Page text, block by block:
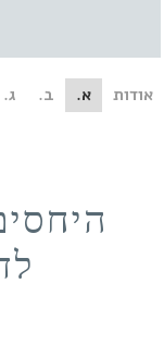
א. ב. ג. ד.
היחסים